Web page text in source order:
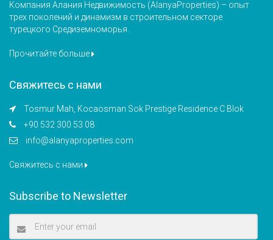
Компания Алания Недвижимость (AlanyaProperties) – опыт
трех поколений и динамизм в строительном секторе
турецкого Средиземноморья.
Прочитайте больше
Свяжитесь с нами
Tosmur Mah, Kocaosman Sok Prestige Residence C Blok
+90 532 300 53 08
info@alanyaproperties.com
Свяжитесь с нами
Subscribe to Newsletter